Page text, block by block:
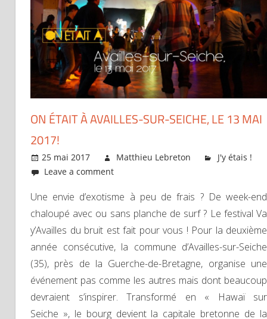
ON ÉTAIT À AVAILLES-SUR-SEICHE, LE 13 MAI
2017!
25 mai 2017 Matthieu Lebreton
J'y étais !
Leave a comment
Une envie d’exotisme à peu de frais ? De week-end
chaloupé avec ou sans planche de surf ? Le festival Va
y’Availles du bruit est fait pour vous ! Pour la deuxième
année consécutive, la commune d’Availles-sur-Seiche
(35), près de la Guerche-de-Bretagne, organise une
événement pas comme les autres mais dont beaucoup
devraient s’inspirer. Transformé en « Hawaï sur
Seiche », le bourg devient la capitale bretonne de la